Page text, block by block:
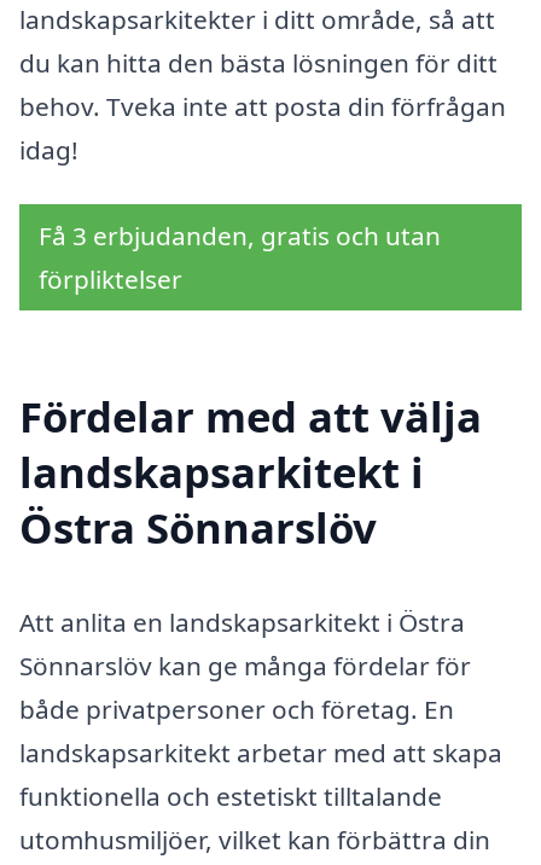
landskapsarkitekter i ditt område, så att
du kan hitta den bästa lösningen för ditt
behov. Tveka inte att posta din förfrågan
idag!
Få 3 erbjudanden, gratis och utan
förpliktelser
Fördelar med att välja
landskapsarkitekt i
Östra Sönnarslöv
Att anlita en landskapsarkitekt i Östra
Sönnarslöv kan ge många fördelar för
både privatpersoner och företag. En
landskapsarkitekt arbetar med att skapa
funktionella och estetiskt tilltalande
utomhusmiljöer, vilket kan förbättra din